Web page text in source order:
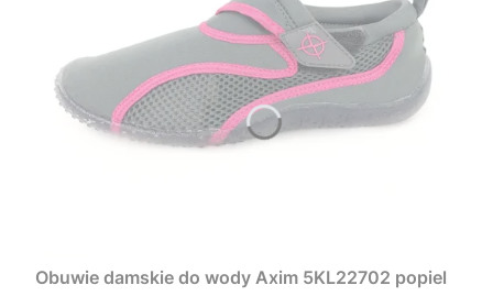
Obuwie damskie do wody Axim 5KL22702 popiel